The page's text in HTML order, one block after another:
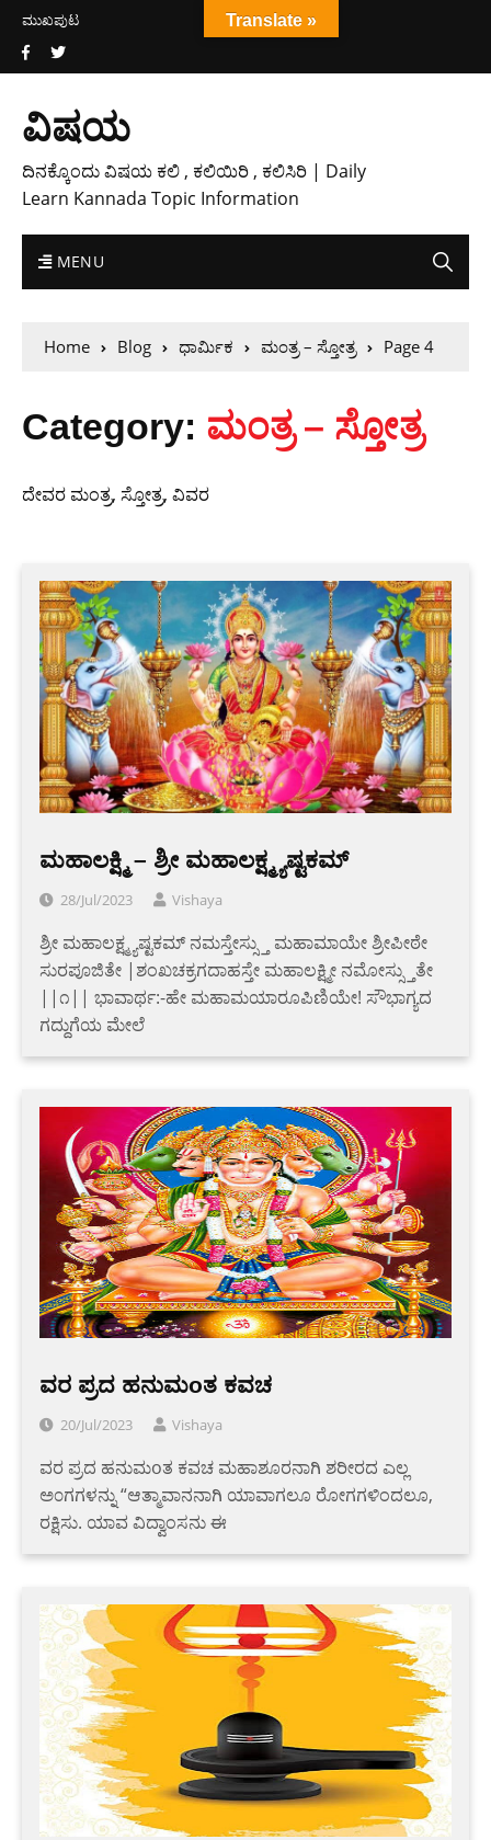
ಮುಖಪುಟ
ವಿಷಯ
ದಿನಕ್ಕೊಂದು ವಿಷಯ ಕಲಿ , ಕಲಿಯಿರಿ , ಕಲಿಸಿರಿ | Daily
Learn Kannada Topic Information
MENU
Home Blog ಧಾರ್ಮಿಕ ಮಂತ್ರ – ಸ್ತೋತ್ರ Page 4
Category: ಮಂತ್ರ – ಸ್ತೋತ್ರ
ದೇವರ ಮಂತ್ರ, ಸ್ತೋತ್ರ, ವಿವರ
ಮಹಾಲಕ್ಷ್ಮಿ – ಶ್ರೀ ಮಹಾಲಕ್ಷ್ಮ್ಯಷ್ಟಕಮ್
28/Jul/2023 Vishaya
ಶ್ರೀ ಮಹಾಲಕ್ಷ್ಮ್ಯಷ್ಟಕಮ್ ನಮಸ್ತೇಸ್ಸ್ತು ಮಹಾಮಾಯೇ ಶ್ರೀಪೀಠೇ
ಸುರಪೂಜಿತೇ |ಶಂಖಚಕ್ರಗದಾಹಸ್ತೇ ಮಹಾಲಕ್ಷ್ಮೀ ನಮೋಸ್ಸ್ತುತೇ
||೧|| ಭಾವಾರ್ಥ:-ಹೇ ಮಹಾಮಯಾರೂಪಿಣಿಯೇ! ಸೌಭಾಗ್ಯದ
ಗದ್ದುಗೆಯ ಮೇಲೆ
ವರ ಪ್ರದ ಹನುಮoತ ಕವಚ
20/Jul/2023 Vishaya
ವರ ಪ್ರದ ಹನುಮoತ ಕವಚ ಮಹಾಶೂರನಾಗಿ ಶರೀರದ ಎಲ್ಲ
ಅ೦ಗಗಳನ್ನು “ಆತ್ಮಾವಾನನಾಗಿ ಯಾವಾಗಲೂ ರೋಗಗಳಿಂದಲೂ,
ರಕ್ಷಿಸು. ಯಾವ ವಿದ್ವಾಂಸನು ಈ
Translate »